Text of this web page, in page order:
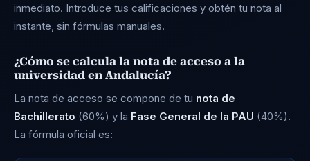
12,642
Educación Primaria + Estudios Ingleses
12,610
inmediato. Introduce tus calificaciones y obtén tu nota al
instante, sin fórmulas manuales.
¿Cómo se calcula la nota de acceso a la
universidad en Andalucía?
La nota de acceso se compone de tu nota de
Bachillerato (60%) y la Fase General de la PAU (40%).
La fórmula oficial es: